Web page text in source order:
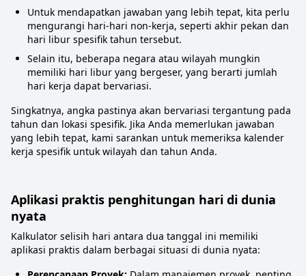
Untuk mendapatkan jawaban yang lebih tepat, kita perlu
mengurangi hari-hari non-kerja, seperti akhir pekan dan
hari libur spesifik tahun tersebut.
Selain itu, beberapa negara atau wilayah mungkin
memiliki hari libur yang bergeser, yang berarti jumlah
hari kerja dapat bervariasi.
Singkatnya, angka pastinya akan bervariasi tergantung pada
tahun dan lokasi spesifik. Jika Anda memerlukan jawaban
yang lebih tepat, kami sarankan untuk memeriksa kalender
kerja spesifik untuk wilayah dan tahun Anda.
Aplikasi praktis penghitungan hari di dunia
nyata
Kalkulator selisih hari antara dua tanggal ini memiliki
aplikasi praktis dalam berbagai situasi di dunia nyata: